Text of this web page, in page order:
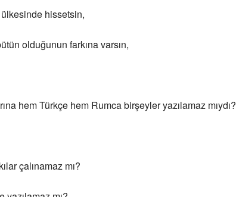
hissetsin,
olduğunun farkına varsın,
hem Türkçe hem Rumca birşeyler yazılamaz mıydı?
çalınamaz mı?